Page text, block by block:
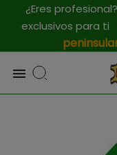
¿Eres
exclusivos para ti
